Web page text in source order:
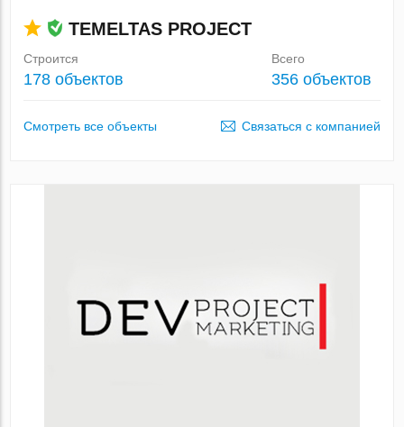
TEMELTAS PROJECT
Строится
178 объектов
Всего
356 объектов
Смотреть все объекты Связаться с компанией